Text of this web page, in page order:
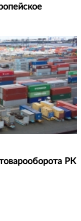
РК